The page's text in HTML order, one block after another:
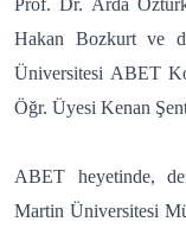
Prof. Dr. Arda
Hakan Bozkurt ve
Üniversitesi ABET
Öğr. Üyesi Kenan
ABET heyetinde,
Martin Üniversitesi